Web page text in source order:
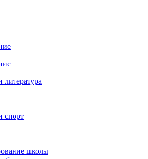
литература
спорт
школы